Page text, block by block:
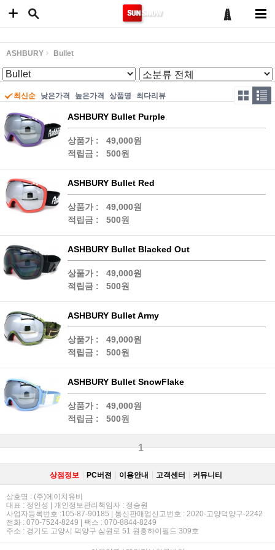
ASHBURY Bullet
최신순 낮은가격 높은가격 상품명 최다리뷰
ASHBURY Bullet Purple
상품가 :
49,000원
적립금 :
500원
ASHBURY Bullet Red
상품가 :
49,000원
적립금 :
500원
ASHBURY Bullet Blacked Out
상품가 :
49,000원
적립금 :
500원
ASHBURY Bullet Army
상품가 :
49,000원
적립금 :
500원
ASHBURY Bullet SnowFlake
상품가 :
49,000원
적립금 :
500원
1
상점정보 PC버젼 이용안내 고객센터 커뮤니티
상호명 : (주)에이치유비
대표 : 정인성 | 개인정보관리책임자 : 정승원
사업자등록번호 :105-87-90185 | 통신판매업신고번호 : 2020-고양덕양구-2242
전화 : 070-7524-8249 | 팩스 : 070-8844-8249
주소 : 경기도 고양시 덕양구 삼원로 51 원흥하이필드 309호